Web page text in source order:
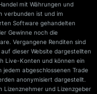
mit Währungen und
verbunden ist und im
Software gehandelten
Gewinne noch die
Vergangene Renditen sind
dieser Website dargestellten
Live-Konten und können ein
abgeschlossenen Trade
anonymisiert dargestellt.
Lizenznehmer und Lizenzgeber